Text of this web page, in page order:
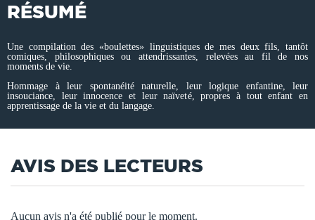
RÉSUMÉ
Une compilation des «boulettes» linguistiques de mes deux fils, tantôt
comiques, philosophiques ou attendrissantes, relevées au fil de nos
moments de vie.
Hommage à leur spontanéité naturelle, leur logique enfantine, leur
insouciance, leur innocence et leur naïveté, propres à tout enfant en
apprentissage de la vie et du langage.
AVIS DES LECTEURS
Aucun avis n'a été publié pour le moment.